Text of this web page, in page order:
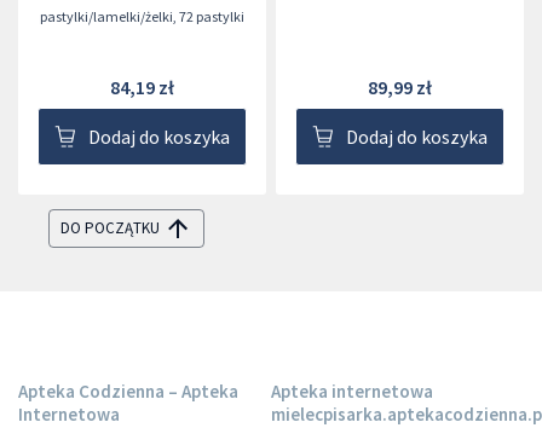
palenia tytoniu
pastylki/lamelki/żelki, 72 pastylki
84,19 zł
Dodaj do koszyka
89,99 zł
Dodaj do koszyka
DO POCZĄTKU
Apteka Codzienna – Apteka
Internetowa
Apteka internetowa